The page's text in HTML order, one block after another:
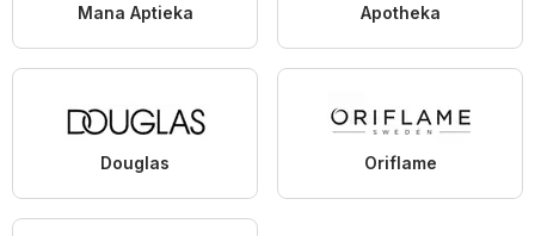
Mana Aptieka Apotheka
Douglas Oriflame